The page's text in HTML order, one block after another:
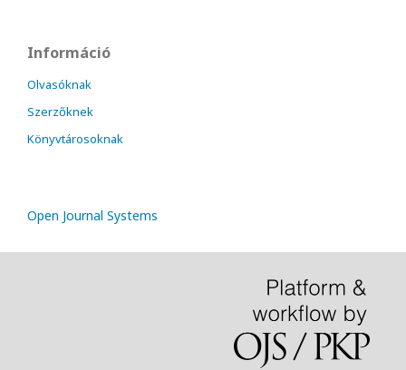
Információ
Olvasóknak
Szerzőknek
Könyvtárosoknak
Open Journal Systems